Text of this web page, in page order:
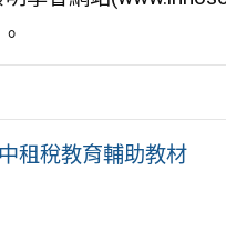
租稅教育輔助教材